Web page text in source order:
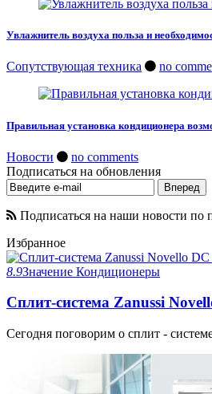
Увлажнитель воздуха польза и
Сопутствующая техника no
Правильная установка кондиционера
Новости
no comments
Подписаться на обновления
Подписаться на наши новости по
Избранное
8.9Значение Кондиционеры
Сплит-система Zanussi
Сегодня поговорим о сплит -